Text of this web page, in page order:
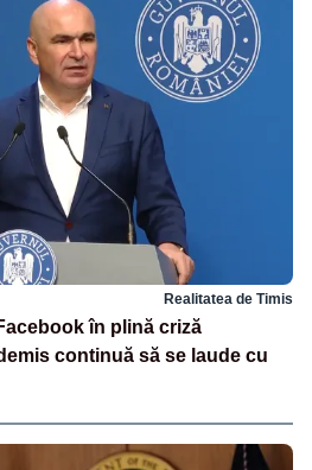
Realitatea de Timis
în plină criză
continuă să se laude cu